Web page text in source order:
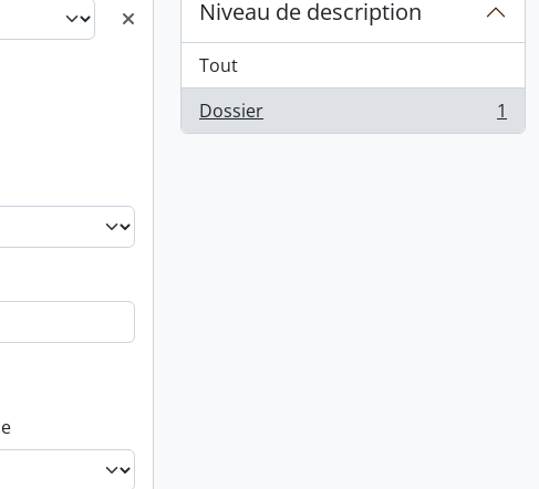
Niveau de description
Tout
Dossier
, 1 résultats 1